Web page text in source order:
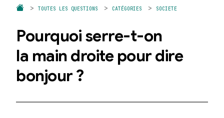
Question au hasard
TOUTES LES QUESTIONS CATÉGORIES SOCIETE
Pourquoi serre-t-on
la main droite pour dire
bonjour ?